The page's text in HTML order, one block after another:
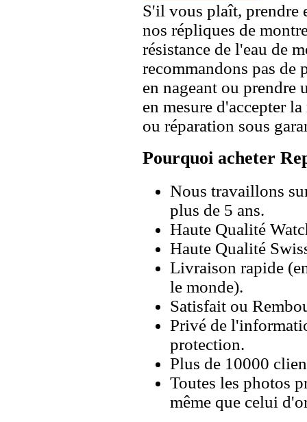
S'il vous plaît, prendre
nos répliques de
résistance de l'eau de
recommandons pas de
en nageant ou prendre
en mesure d'accepter
ou réparation sous
Pourquoi acheter
Nous travaillons
plus de 5 ans.
Haute Qualité
Haute Qualité
Livraison rapide
le monde).
Satisfait ou
Privé de
protection.
Plus de 10000
Toutes les photos
même que celui